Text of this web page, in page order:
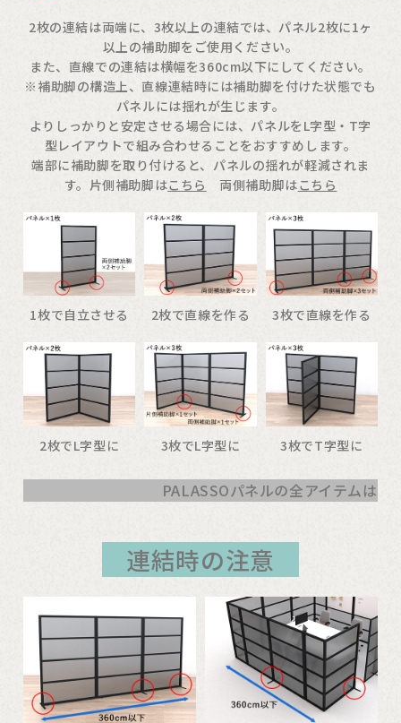
2枚の連結は両端に、3枚以上の連結では、パネル2枚に1ヶ
以上の補助脚をご使用ください。
また、直線での連結は横幅を360cm以下にしてください。
※補助脚の構造上、直線連結時には補助脚を付けた状態でも
パネルには揺れが生じます。
よりしっかりと安定させる場合には、パネルをL字型・T字
型レイアウトで組み合わせることをおすすめします。
端部に補助脚を取り付けると、パネルの揺れが軽減されま
す。片側補助脚はこちら 両側補助脚はこちら
1枚で自立させる 2枚で直線を作る 3枚で直線を作る
2枚でL字型に 3枚でL字型に 3枚でT字型に
PALASSOパネルの全アイテムはこ
連結時の注意